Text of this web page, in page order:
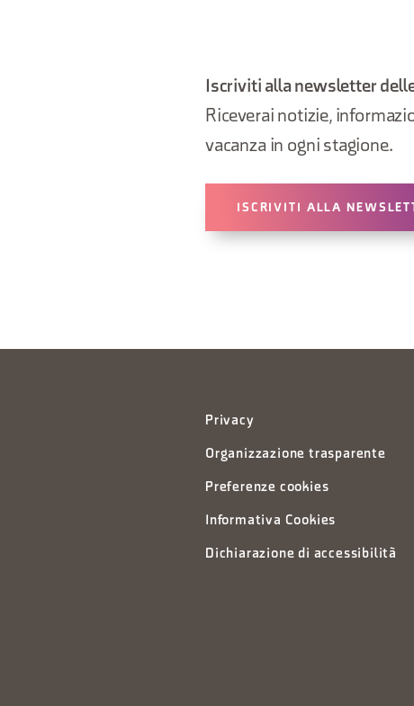
Iscriviti alla newsletter
Riceverai notizie,
vacanza in ogni stagione.
ISCRIVITI ALLA
Privacy
Organizzazione trasparente
Preferenze cookies
Informativa Cookies
Dichiarazione di accessibilità